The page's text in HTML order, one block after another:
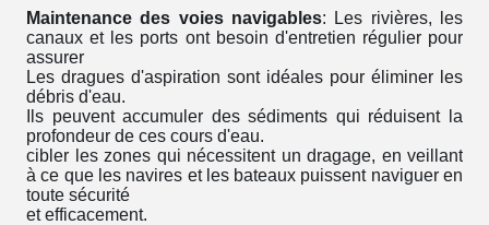
Maintenance des voies navigables: Les rivières, les
canaux et les ports ont besoin d'entretien régulier pour
assurer
Les dragues d'aspiration sont idéales pour éliminer les
débris d'eau.
Ils peuvent accumuler des sédiments qui réduisent la
profondeur de ces cours d'eau.
cibler les zones qui nécessitent un dragage, en veillant
à ce que les navires et les bateaux puissent naviguer en
toute sécurité
et efficacement.